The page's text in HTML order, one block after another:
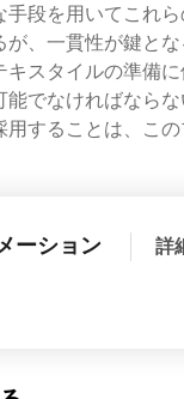
手段を用いてこれ
が、一貫性が鍵と
スタイルの準備に
でなければなら
用することは、こ
ーション 詳